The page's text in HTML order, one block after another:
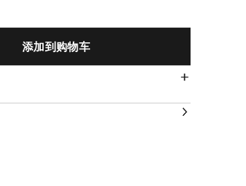
添加到购物车